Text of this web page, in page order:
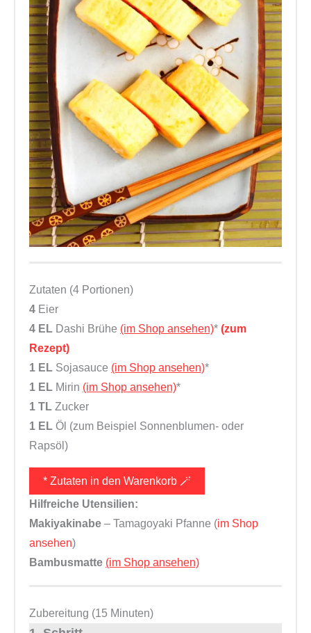
Zutaten (4 Portionen)
4 Eier
4 EL Dashi Brühe (im Shop ansehen)* (zum
Rezept)
1 EL Sojasauce (im Shop ansehen)*
1 EL Mirin (im Shop ansehen)*
1 TL Zucker
1 EL Öl (zum Beispiel Sonnenblumen- oder
Rapsöl)
* Zutaten in den Warenkorb 🪄
Hilfreiche Utensilien:
Makiyakinabe – Tamagoyaki Pfanne (im Shop
ansehen)
Bambusmatte (im Shop ansehen)
Zubereitung (15 Minuten)